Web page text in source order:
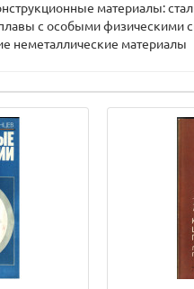
материалы:
с особыми физическими
неметаллические материалы